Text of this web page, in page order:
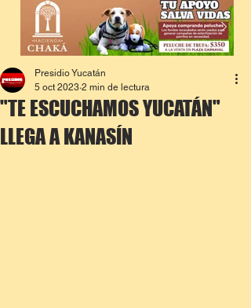
"TE ESCUCHAMOS YUCATÁN"
LLEGA A KANASÍN
Presidio Yucatán
5 oct 2023 2 min de lectura